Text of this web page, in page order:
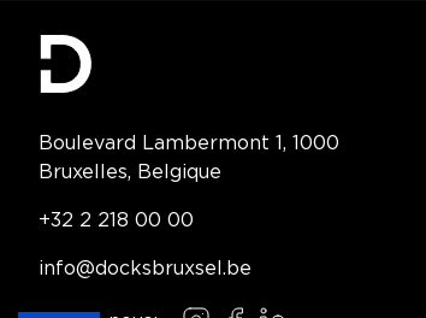
LEONIDAS
HAIRDIS
Contact Information
Boulevard Lambermont 1, 1000
Bruxelles, Belgique
Telephone:
+32 2 218 00 00
Email:
info@docksbruxsel.be